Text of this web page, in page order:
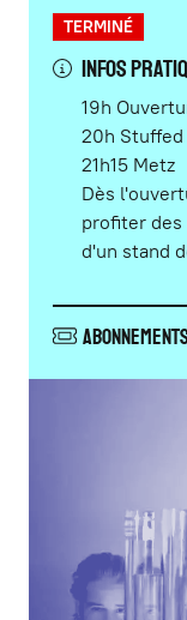
TERMINÉ
INFOS
19h
20h Stuffed
21h15 Metz
Dès
profiter des
d'un stand